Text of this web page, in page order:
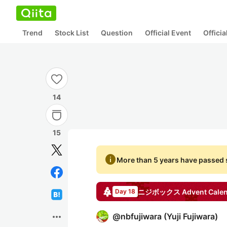
Trend Stock List Question Official Event
14
15
more_horiz
infoMore than 5 years have passed
Day 18 ニジボックス Advent
@nbfujiwara (Yuji Fujiwara)